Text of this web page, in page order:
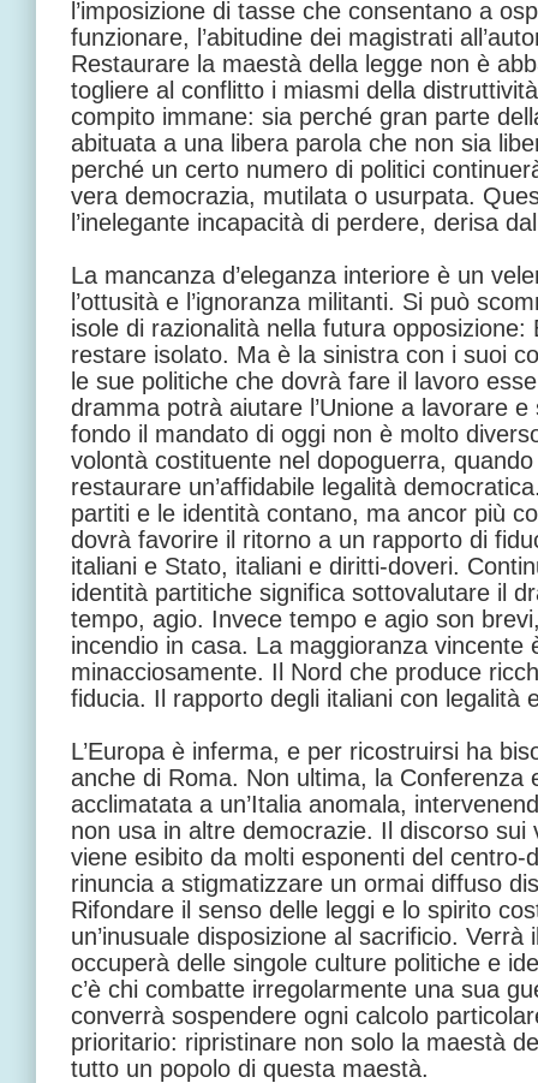
l’imposizione di tasse che consentano a
funzionare, l’abitudine dei magistrati
Restaurare la maestà della legge non è
togliere al conflitto i miasmi della
compito immane: sia perché gran parte
abituata a una libera parola che non sia
perché un certo numero di politici
vera democrazia, mutilata o usurpata.
l’inelegante incapacità di perdere, derisa
La mancanza d’eleganza interiore è un
l’ottusità e l’ignoranza militanti. Si può
isole di razionalità nella futura opposizione:
restare isolato. Ma è la sinistra con i suoi
le sue politiche che dovrà fare il lavoro
dramma potrà aiutare l’Unione a lavorare
fondo il mandato di oggi non è molto
volontà costituente nel dopoguerra, quando
restaurare un’affidabile legalità
partiti e le identità contano, ma ancor più
dovrà favorire il ritorno a un rapporto di
italiani e Stato, italiani e diritti-doveri.
identità partitiche significa sottovalutare il
tempo, agio. Invece tempo e agio son
incendio in casa. La maggioranza vincente
minacciosamente. Il Nord che produce
fiducia. Il rapporto degli italiani con legalità
L’Europa è inferma, e per ricostruirsi ha
anche di Roma. Non ultima, la Conferenza
acclimatata a un’Italia anomala,
non usa in altre democrazie. Il discorso sui
viene esibito da molti esponenti del centro-
rinuncia a stigmatizzare un ormai diffuso
Rifondare il senso delle leggi e lo spirito
un’inusuale disposizione al sacrificio. Verrà
occuperà delle singole culture politiche e
c’è chi combatte irregolarmente una sua
converrà sospendere ogni calcolo
prioritario: ripristinare non solo la maestà
tutto un popolo di questa maestà.